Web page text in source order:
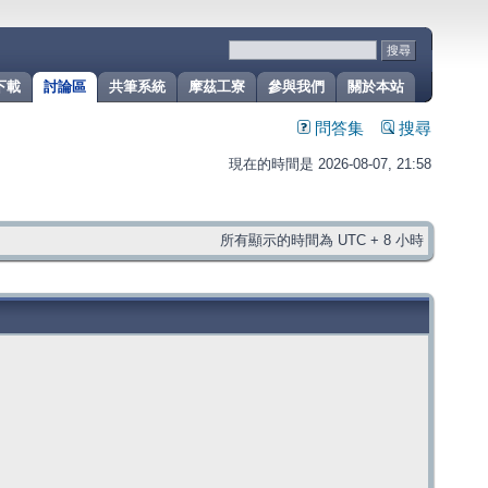
關於本站
參與我們
摩茲工寮
共筆系統
討論區
載
問答集 搜尋
現在的時間是 2026-08-07, 21:58
所有顯示的時間為 UTC + 8 小時